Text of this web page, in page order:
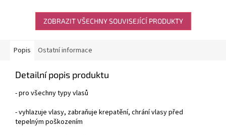
ZOBRAZIT VŠECHNY SOUVISEJÍCÍ PRODUKTY
Popis Ostatní informace
Detailní popis produktu
- pro všechny typy vlasů
- vyhlazuje vlasy, zabraňuje krepatění, chrání vlasy před
tepelným poškozením